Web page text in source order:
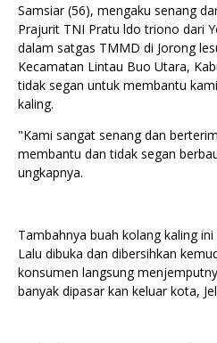
Samsiar (56), mengaku senang
Prajurit TNI Pratu ldo triono dari
dalam satgas TMMD di Jorong
Kecamatan Lintau Buo Utara,
tidak segan untuk membantu
kaling.
"Kami sangat senang dan
membantu dan tidak segan
ungkapnya.
Tambahnya buah kolang kaling
Lalu dibuka dan dibersihkan
konsumen langsung
banyak dipasar kan keluar kota,